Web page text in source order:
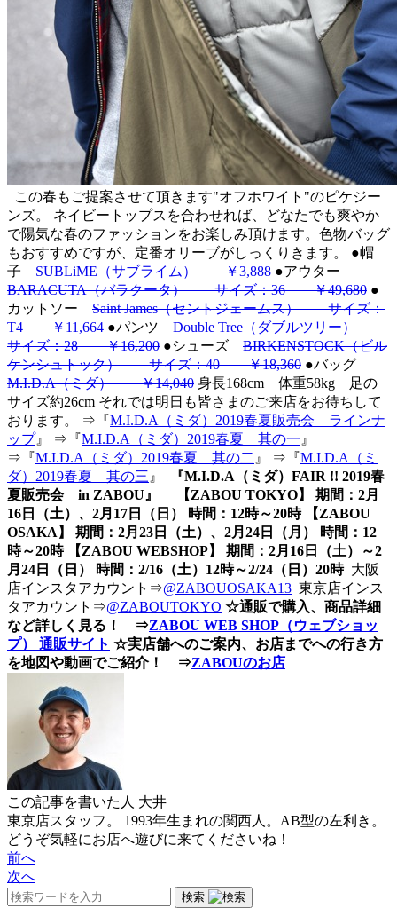
この春もご提案させて頂きます"オフホワイト"のピケジー
ンズ。 ネイビートップスを合わせれば、どなたでも爽やか
で陽気な春のファッションをお楽しみ頂けます。色物バッグ
もおすすめですが、定番オリーブがしっくりきます。 ●帽
子 SUBLiME（サブライム） ￥3,888 ●アウター
BARACUTA（バラクータ） サイズ：36 ￥49,680 ●
カットソー Saint James（セントジェームス） サイズ：
T4 ￥11,664 ●パンツ Double Tree（ダブルツリー）
サイズ：28 ￥16,200 ●シューズ BIRKENSTOCK（ビル
ケンシュトック） サイズ：40 ￥18,360 ●バッグ
M.I.D.A（ミダ） ￥14,040 身長168cm 体重58kg 足の
サイズ約26cm それでは明日も皆さまのご来店をお待ちして
おります。 ⇒『M.I.D.A（ミダ）2019春夏販売会 ラインナ
ップ』 ⇒『M.I.D.A（ミダ）2019春夏 其の一 』
⇒『M.I.D.A（ミダ）2019春夏 其の二 』 ⇒『M.I.D.A（ミ
ダ）2019春夏 其の三 』
『M.I.D.A（ミダ）FAIR !! 2019春
夏販売会 in ZABOU』 【ZABOU TOKYO】 期間：2月
16日（土）、2月17日（日） 時間：12時～20時 【ZABOU
OSAKA】 期間：2月23日（土）、2月24日（月） 時間：12
時～20時 【ZABOU WEBSHOP】 期間：2月16日（土）～2
月24日（日） 時間：2/16（土）12時～2/24（日）20時 大阪
店インスタアカウント⇒@ZABOUOSAKA13 東京店インス
タアカウント⇒@ZABOUTOKYO ☆通販で購入、商品詳細
など詳しく見る！ ⇒ZABOU WEB SHOP（ウェブショッ
プ） 通販サイト ☆実店舗へのご案内、お店までへの行き方
を地図や動画でご紹介！ ⇒ZABOUのお店
この記事を書いた人 大井
東京店スタッフ。 1993年生まれの関西人。AB型の左利き。
どうぞ気軽にお店へ遊びに来てくださいね！
前へ
次へ
検索